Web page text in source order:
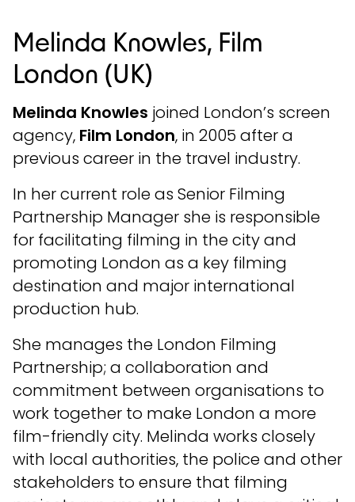
Melinda Knowles, Film
London (UK)
Melinda Knowles joined London’s screen
agency, Film London, in 2005 after a
previous career in the travel industry.
In her current role as Senior Filming
Partnership Manager she is responsible
for facilitating filming in the city and
promoting London as a key filming
destination and major international
production hub.
She manages the London Filming
Partnership; a collaboration and
commitment between organisations to
work together to make London a more
film-friendly city. Melinda works closely
with local authorities, the police and other
stakeholders to ensure that filming